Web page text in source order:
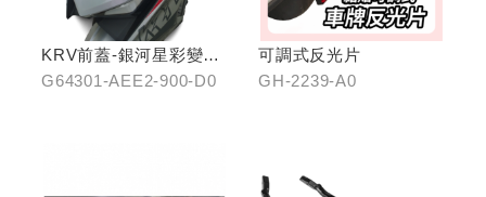
KRV前蓋-銀河星彩變色
龍
G64301-AEE2-900-D0
可調式反光片
GH-2239-A0